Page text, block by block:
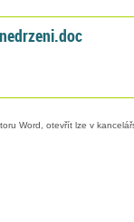
Word, otevřít lze v